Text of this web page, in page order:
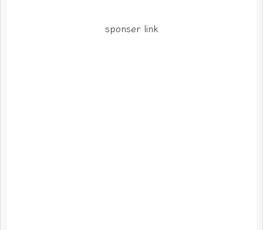
sponser link